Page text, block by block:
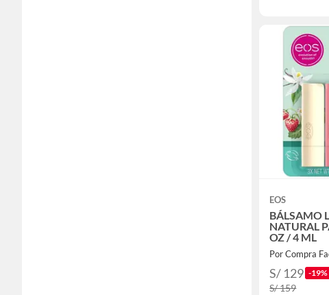
EOS
BÁLSAMO
NATURAL
OZ / 4 ML
Por Compra
S/ 129 -19%
S/ 159